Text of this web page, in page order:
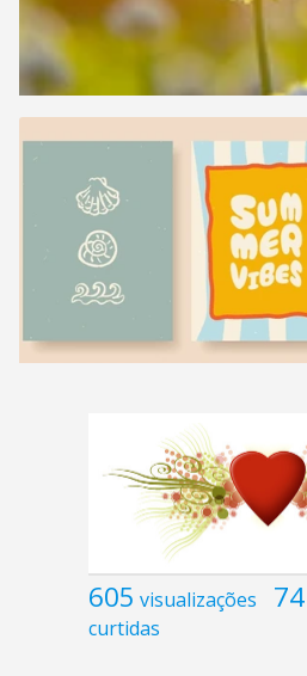
605 visualizações 74
curtidas